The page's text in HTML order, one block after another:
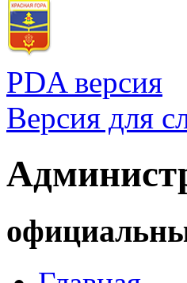
PDA версия
Версия для